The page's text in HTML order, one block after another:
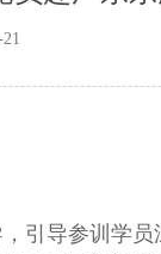
导参训学